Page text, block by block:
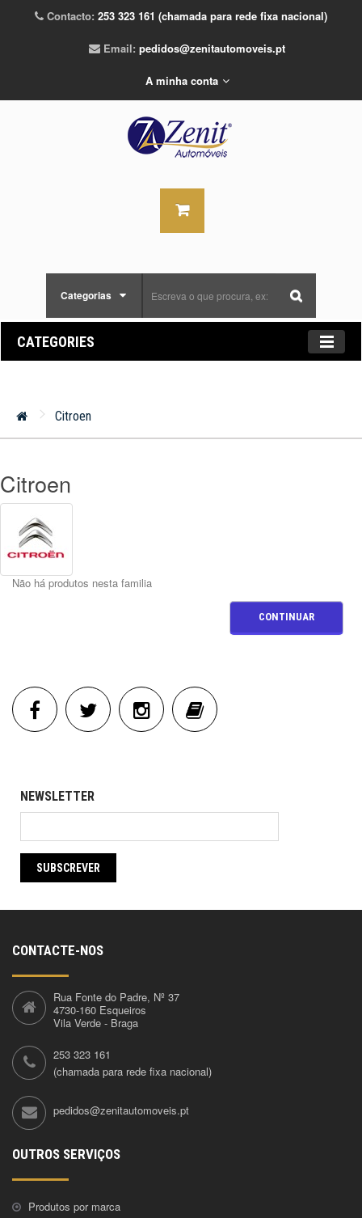
Contacto: 253 323 161 (chamada para rede fixa nacional)
Email: pedidos@zenitautomoveis.pt
A minha conta
Categorias
CATEGORIES
Citroen
Citroen
Não há produtos nesta familia
CONTINUAR
NEWSLETTER
SUBSCREVER
CONTACTE-NOS
Rua Fonte do Padre, Nº 37
4730-160 Esqueiros
Vila Verde - Braga
253 323 161
(chamada para rede fixa nacional)
pedidos@zenitautomoveis.pt
OUTROS SERVIÇOS
Produtos por marca